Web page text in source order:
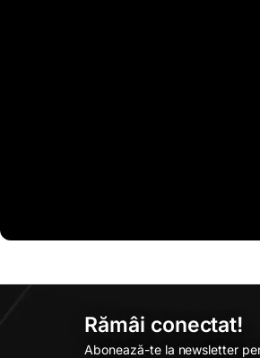
Rămâi conectat!
Abonează-te la newsletter